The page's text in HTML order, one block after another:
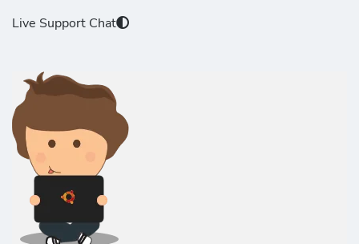
Live Support Chat